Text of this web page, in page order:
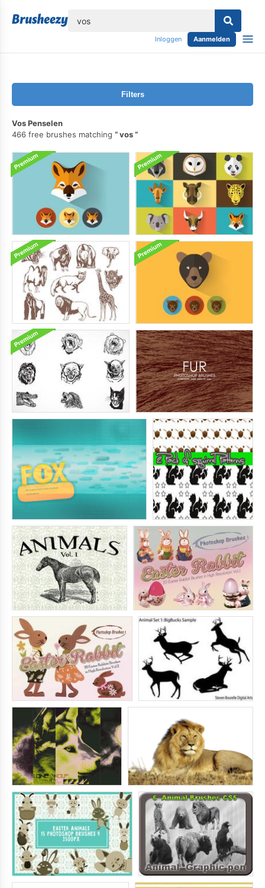
Inloggen Aanmelden
Filters
Vos Penselen
466 free brushes matching
vos